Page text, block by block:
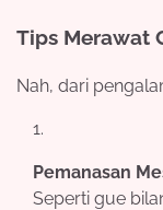
Tips Merawat
Nah, dari
Pemanasan
Seperti gue